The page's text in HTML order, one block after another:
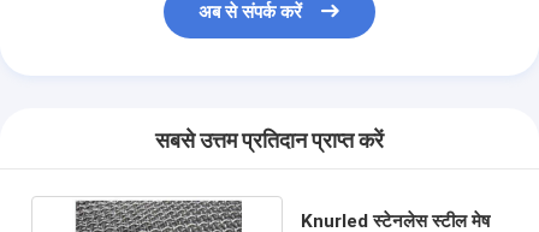
अब से संपर्क करें
सबसे उत्तम प्रतिदान प्राप्त करें
Knurled स्टेनलेस स्टील मेष